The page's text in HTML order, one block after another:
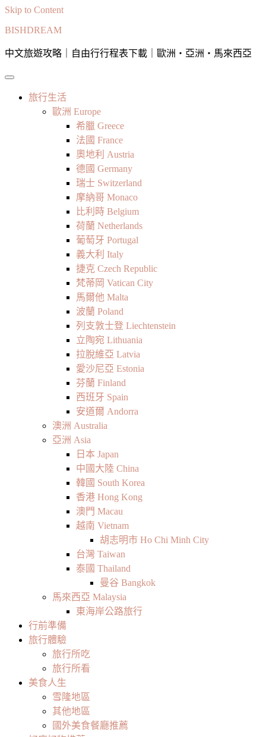
Skip to Content
BISHDREAM
中文旅遊攻略｜自由行行程表下載｜歐洲・亞洲・馬來西亞
旅行生活
歐洲 Europe
希臘 Greece
法國 France
奧地利 Austria
德國 Germany
瑞士 Switzerland
摩納哥 Monaco
比利時 Belgium
荷蘭 Netherlands
葡萄牙 Portugal
義大利 Italy
捷克 Czech Republic
梵蒂岡 Vatican City
馬爾他 Malta
波蘭 Poland
列支敦士登 Liechtenstein
立陶宛 Lithuania
拉脫維亞 Latvia
愛沙尼亞 Estonia
芬蘭 Finland
西班牙 Spain
安道爾 Andorra
澳洲 Australia
亞洲 Asia
日本 Japan
中國大陸 China
韓國 South Korea
香港 Hong Kong
澳門 Macau
越南 Vietnam
胡志明市 Ho Chi Minh City
台灣 Taiwan
泰國 Thailand
曼谷 Bangkok
馬來西亞 Malaysia
東海岸公路旅行
行前準備
旅行體驗
旅行所吃
旅行所看
美食人生
雪隆地區
其他地區
國外美食餐廳推薦